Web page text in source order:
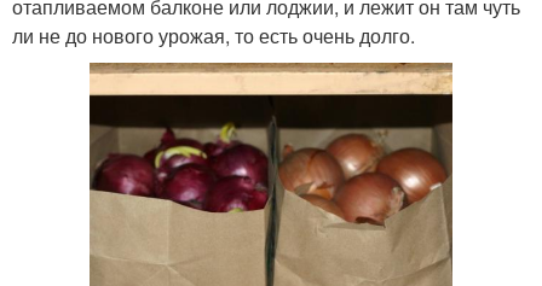
отапливаемом балконе или лоджии, и лежит он там чуть
ли не до нового урожая, то есть очень долго.